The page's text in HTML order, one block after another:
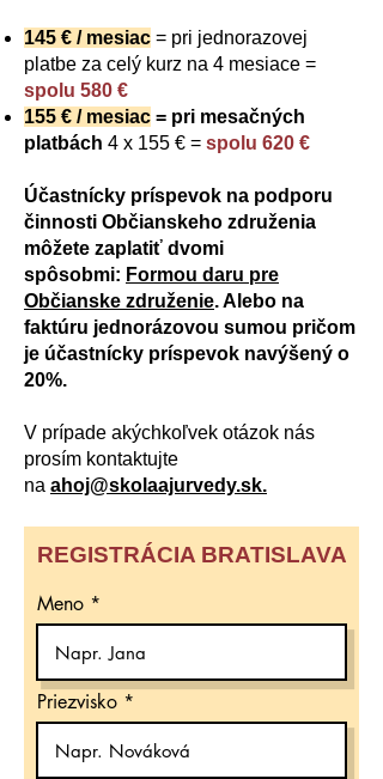
145 € / mesiac = pri jednorazovej
platbe za celý kurz na 4 mesiace =
spolu 580 €
155 € / mesiac = pri mesačných
platbách 4 x 155 € = spolu 620 €
​Účastnícky príspevok na podporu
činnosti Občianskeho združenia
môžete zaplatiť dvomi
spôsobmi: Formou daru pre
Občianske združenie. Alebo na
faktúru jednorázovou sumou pričom
je účastnícky príspevok navýšený o
20%.
V prípade akýchkoľvek otázok nás
prosím kontaktujte
na ahoj@skolaajurvedy.sk.
REGISTRÁCIA BRATISLAVA
Meno
Priezvisko